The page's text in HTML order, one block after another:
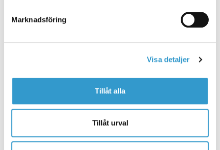
Marknadsföring
Visa detaljer
Tillåt alla
Tillåt urval
pris för markarbete och grundarbete
ta hand om hela leveransen. Genom
byggnad med de val som är relevanta
för dig.